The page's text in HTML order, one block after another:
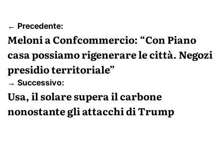
Navigazione
articoli
← Precedente:
Meloni a Confcommercio: “Con Piano
casa possiamo rigenerare le città. Negozi
presidio territoriale”
→ Successivo:
Usa, il solare supera il carbone
nonostante gli attacchi di Trump